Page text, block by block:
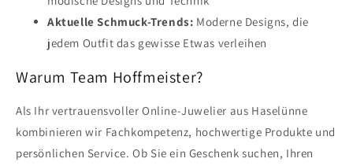
Aktuelle Schmuck-Trends: Moderne Designs, die
jedem Outfit das gewisse Etwas verleihen
Warum Team Hoffmeister?
Als Ihr vertrauensvoller Online-Juwelier aus Haselünne
kombinieren wir Fachkompetenz, hochwertige Produkte und
persönlichen Service. Ob Sie ein Geschenk suchen, Ihren